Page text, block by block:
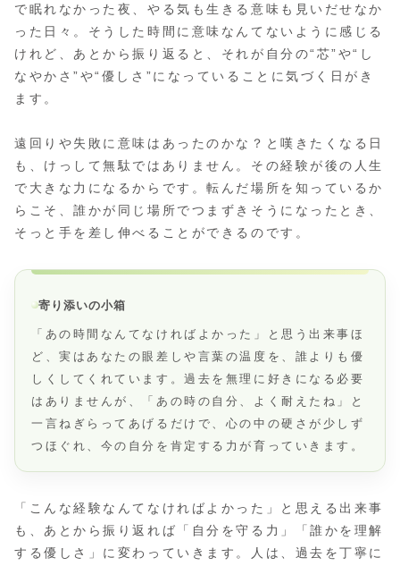
で眠れなかった夜、やる気も生きる意味も見いだせなか
った日々。そうした時間に意味なんてないように感じる
けれど、あとから振り返ると、それが自分の“芯”や“し
なやかさ”や“優しさ”になっていることに気づく日がき
ます。
遠回りや失敗に意味はあったのかな？と嘆きたくなる日
も、けっして無駄ではありません。その経験が後の人生
で大きな力になるからです。転んだ場所を知っているか
らこそ、誰かが同じ場所でつまずきそうになったとき、
そっと手を差し伸べることができるのです。
寄り添いの小箱
「あの時間なんてなければよかった」と思う出来事ほ
ど、実はあなたの眼差しや言葉の温度を、誰よりも優
しくしてくれています。過去を無理に好きになる必要
はありませんが、「あの時の自分、よく耐えたね」と
一言ねぎらってあげるだけで、心の中の硬さが少しず
つほぐれ、今の自分を肯定する力が育っていきます。
「こんな経験なんてなければよかった」と思える出来事
も、あとから振り返れば「自分を守る力」「誰かを理解
する優しさ」に変わっていきます。人は、過去を丁寧に